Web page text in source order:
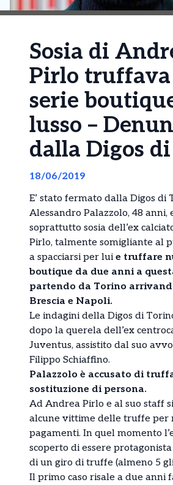
Sosia di
Pirlo
serie
lusso –
dalla Digos
18/06/2019
E’ stato fermato dalla Digos di
Alessandro Palazzolo, 48 anni,
soprattutto sosia dell’ex
Pirlo, talmente somigliante al
a spacciarsi per lui e truffare
boutique da due anni a
partendo da Torino
Brescia e Napoli.
Le indagini della Digos di
dopo la querela dell’ex
Juventus, assistito dal suo
Filippo Schiaffino.
Palazzolo è accusato di
sostituzione di persona.
Ad Andrea Pirlo e al suo staff
alcune vittime delle truffe per
pagamenti. In quel momento
scoperto di essere
di un giro di truffe (almeno 5
Il primo caso risale a due anni